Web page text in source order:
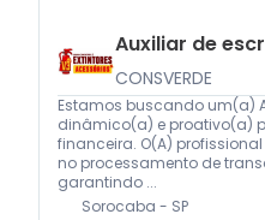
Auxiliar de
CONSVERDE
Estamos buscando um(a)
dinâmico(a) e proativo(a)
financeira. O(A)
no processamento de
garantindo ...
Sorocaba - SP